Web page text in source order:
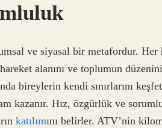
ve siyasal bir metafordur.
alanını ve toplumun
bireylerin kendi sınırlarını
kazanır. Hız, özgürlük ve
katılımını belirler. ATV’nin